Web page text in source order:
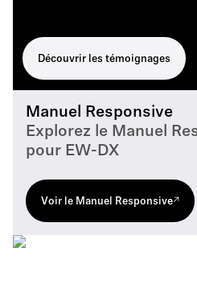
Découvrir les témoignages
Manuel Responsive
Explorez le Manuel
pour EW-DX
Voir le Manuel Responsive